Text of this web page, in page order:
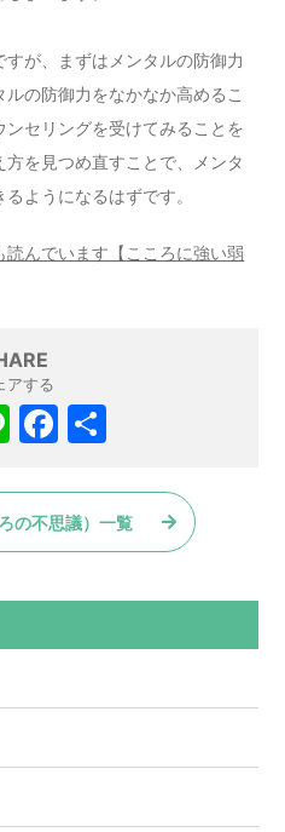
が、まずはメンタルの防御力
の防御力をなかなか高めるこ
セリングを受けてみることを
を見つめ直すことで、メンタ
ようになるはずです。
んでいます【こころに強い弱
アする
Li
e
F
c
e
o
k
の不思議）一覧